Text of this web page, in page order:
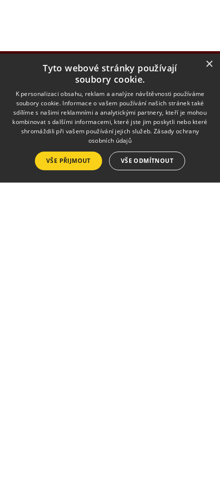
MENU
Úvod
×
Tyto webové stránky používají
soubory cookie.
K personalizaci obsahu, reklam a analýze návštěvnosti používáme
soubory cookie. Informace o vašem používání našich stránek také
sdílíme s našimi reklamními a analytickými partnery, kteří je mohou
kombinovat s dalšími informacemi, které jste jim poskytli nebo které
shromáždili při vašem používání jejich služeb. Zásady ochrany
osobních údajů
VŠE PŘIJMOUT VŠE ODMÍTNOUT